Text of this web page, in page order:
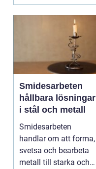
Smidesarbeten
hållbara lösningar
i stål och metall
Smidesarbeten
handlar om att forma,
svetsa och bearbeta
metall till starka och